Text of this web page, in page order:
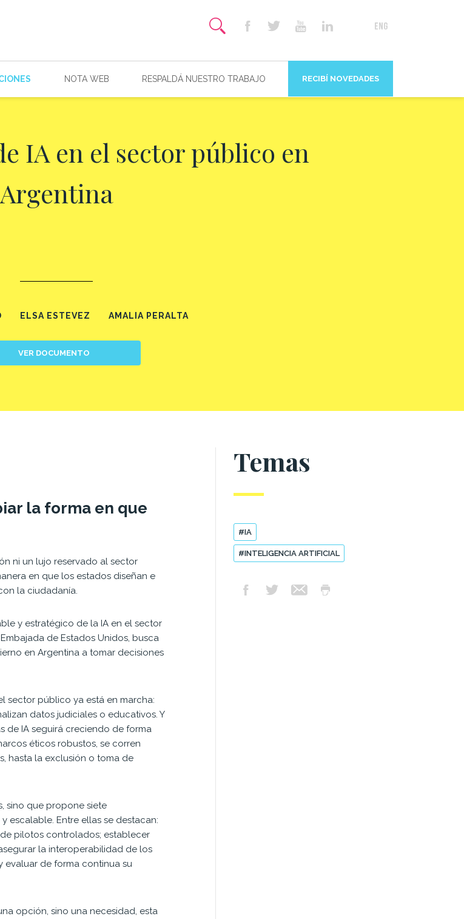
NOTA WEB RESPALDÁ NUESTRO TRABAJO RECIBÍ NOVEDADES
IA en el sector público en
Argentina
ELSA ESTEVEZ AMALIA PERALTA
VER DOCUMENTO
la forma en que
ni un lujo reservado al sector
en que los estados diseñan e
la ciudadanía.
y estratégico de la IA en el sector
de Estados Unidos, busca
en Argentina a tomar decisiones
sector público ya está en marcha:
datos judiciales o educativos. Y
de IA seguirá creciendo de forma
éticos robustos, se corren
hasta la exclusión o toma de
sino que propone siete
escalable. Entre ellas se destacan:
pilotos controlados; establecer
la interoperabilidad de los
evaluar de forma continua su
opción, sino una necesidad, esta
Temas
#IA
#INTELIGENCIA ARTIFICIAL